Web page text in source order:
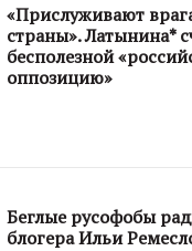
«Прислуживают
страны». Латынина*
бесполезной
оппозицию»
Беглые русофобы
блогера Ильи